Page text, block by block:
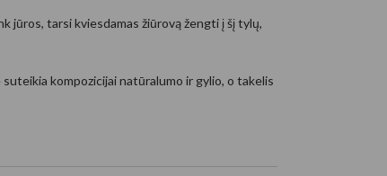
jūros, tarsi kviesdamas žiūrovą žengti į šį tylų,
kompozicijai natūralumo ir gylio, o takelis